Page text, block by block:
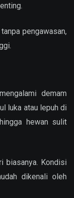
pengawasan,
demam
luka atau lepuh di
hewan sulit
biasanya. Kondisi
dikenali oleh